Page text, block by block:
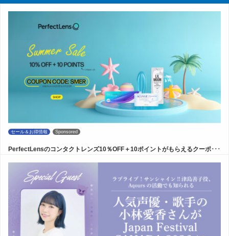
セール＆お得情報 Sponsored
PerfectLensのコンタクトレンズ10％OFF＋10ポイントがもらえるクーポ･･･